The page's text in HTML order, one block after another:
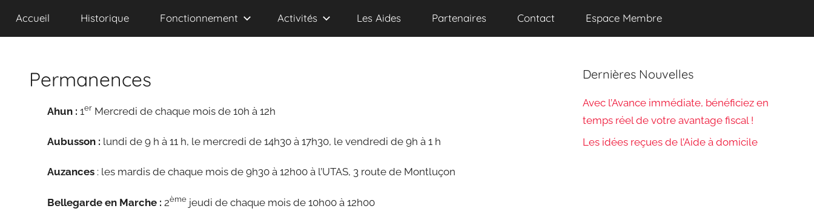
à
Accueil Historique Fonctionnement Activités Les Aides Partenaires Contact Espace Membre
Permanences
Ahun : 1er Mercredi de chaque mois de 10h à 12h
Aubusson : lundi de 9 h à 11 h, le mercredi de 14h30 à 17h30, le vendredi de 9h à 1 h
Auzances : les mardis de chaque mois de 9h30 à 12h00 à l’UTAS, 3 route de Montluçon
Bellegarde en Marche : 2ème jeudi de chaque mois de 10h00 à 12h00
Dernières Nouvelles
Avec l’Avance immédiate, bénéficiez en
temps réel de votre avantage fiscal !
Les idées reçues de l’Aide à domicile